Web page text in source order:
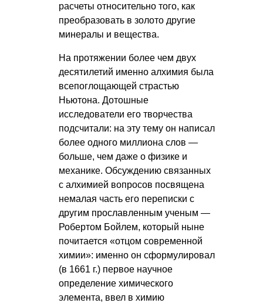
расчеты относительно того, как
преобразовать в золото другие
минералы и вещества.
На протяжении более чем двух
десятилетий именно алхимия была
всепоглощающей страстью
Ньютона. Дотошные
исследователи его творчества
подсчитали: на эту тему он написал
более одного миллиона слов —
больше, чем даже о физике и
механике. Обсуждению связанных
с алхимией вопросов посвящена
немалая часть его переписки с
другим прославленным ученым —
Робертом Бойлем, который ныне
почитается «отцом современной
химии»: именно он сформулировал
(в 1661 г.) первое научное
определение химического
элемента, ввел в химию